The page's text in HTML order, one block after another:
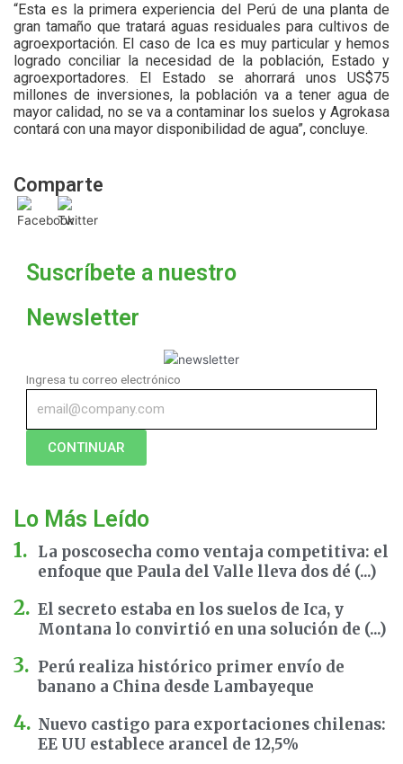
Comparte
“Esta es la primera experiencia del Perú de una planta de
gran tamaño que tratará aguas residuales para cultivos de
agroexportación. El caso de Ica es muy particular y hemos
logrado conciliar la necesidad de la población, Estado y
agroexportadores. El Estado se ahorrará unos US$75
millones de inversiones, la población va a tener agua de
mayor calidad, no se va a contaminar los suelos y Agrokasa
contará con una mayor disponibilidad de agua”, concluye.
Suscríbete a nuestro
Newsletter
Ingresa tu correo electrónico
CONTINUAR
Lo Más Leído
La poscosecha como ventaja competitiva: el
enfoque que Paula del Valle lleva dos dé (...)
El secreto estaba en los suelos de Ica, y
Montana lo convirtió en una solución de (...)
Perú realiza histórico primer envío de
banano a China desde Lambayeque
Nuevo castigo para exportaciones chilenas:
EE UU establece arancel de 12,5%